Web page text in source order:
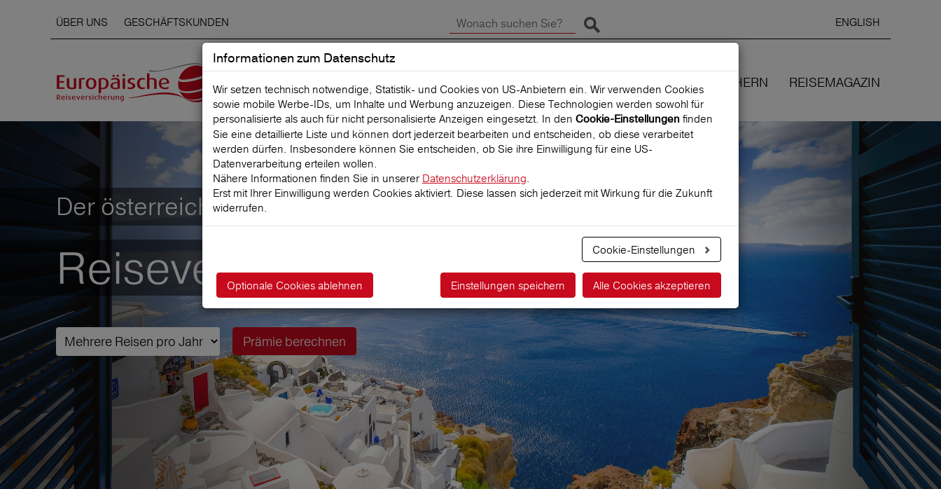
ÜBER UNS GESCHÄFTSKUNDEN
Suche starten
Ausgewählte
Sprache:
DEUTSCH
ENGLISH
SCHADEN MELDEN REISEVERSICHERUNGEN WIR VERSICHERN REISEMAGAZIN
Der österreichische Marktführer für
Reiseversicherungen
Prämie berechnen
Informationen zum Datenschutz
Wir setzen technisch notwendige, Statistik- und Cookies von US-Anbietern ein. Wir verwenden Cookies
sowie mobile Werbe‑IDs, um Inhalte und Werbung anzuzeigen. Diese Technologien werden sowohl für
personalisierte als auch für nicht personalisierte Anzeigen eingesetzt. In den Cookie-Einstellungen finden
Sie eine detaillierte Liste und können dort jederzeit bearbeiten und entscheiden, ob diese verarbeitet
werden dürfen. Insbesondere können Sie entscheiden, ob Sie ihre Einwilligung für eine US-
Datenverarbeitung erteilen wollen.
Nähere Informationen finden Sie in unserer Datenschutzerklärung.
Erst mit Ihrer Einwilligung werden Cookies aktiviert. Diese lassen sich jederzeit mit Wirkung für die Zukunft
widerrufen.
Cookie-Einstellungen
Alle Cookies akzeptieren
Optionale Cookies ablehnen Einstellungen speichern